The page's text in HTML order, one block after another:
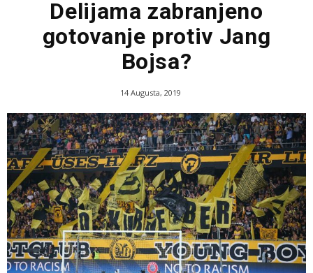
Delijama zabranjeno
gotovanje protiv Jang
Bojsa?
14 Augusta, 2019